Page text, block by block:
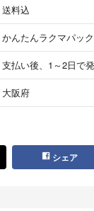
誤差がございます
し
麗な状態
や汚れあり
送料込
かんたんラクマパッ
支払い後、1～2日で
大阪府
シェア